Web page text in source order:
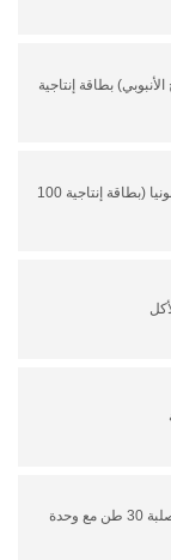
الأنبوبي) بطاقة إنتاجية
مصنع أنابيب الثلج بنظام الأمونيا (بطاقة إنتاجية 100
اكينة تصنيع الكتل الثلجية الصلبة 30 طن مع وحدة